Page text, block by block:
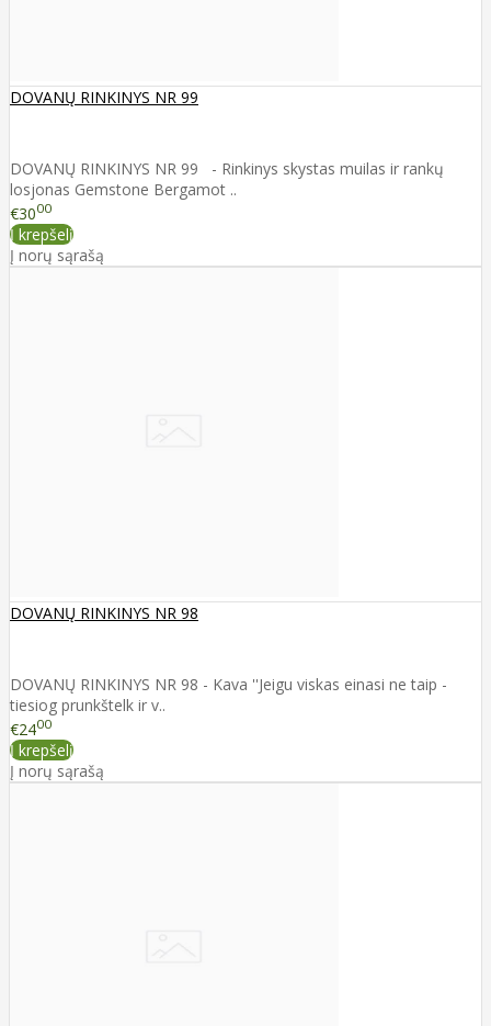
DOVANŲ RINKINYS NR 99
DOVANŲ RINKINYS NR 99 - Rinkinys skystas muilas ir rankų
losjonas Gemstone Bergamot ..
€3000
Į krepšelį
Į norų sąrašą
DOVANŲ RINKINYS NR 98
DOVANŲ RINKINYS NR 98 - Kava ''Jeigu viskas einasi ne taip -
tiesiog prunkštelk ir v..
€2400
Į krepšelį
Į norų sąrašą